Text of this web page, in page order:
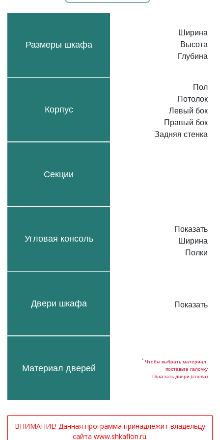
Размеры шкафа
Корпус
Секции
Угловая консоль
Двери шкафа
Материал дверей
Ширина
Высота
Глубина
Пол
Потолок
Левый бок
Правый бок
Задняя стенка
Показать
Ширина
Полки
Показать
* Чтобы выбрать материал,
поставьте галочку
Показать двери (слева)
ВНИМАНИЕ! Данная программа принадлежит владельцу
сайта www.shkaflon.ru.